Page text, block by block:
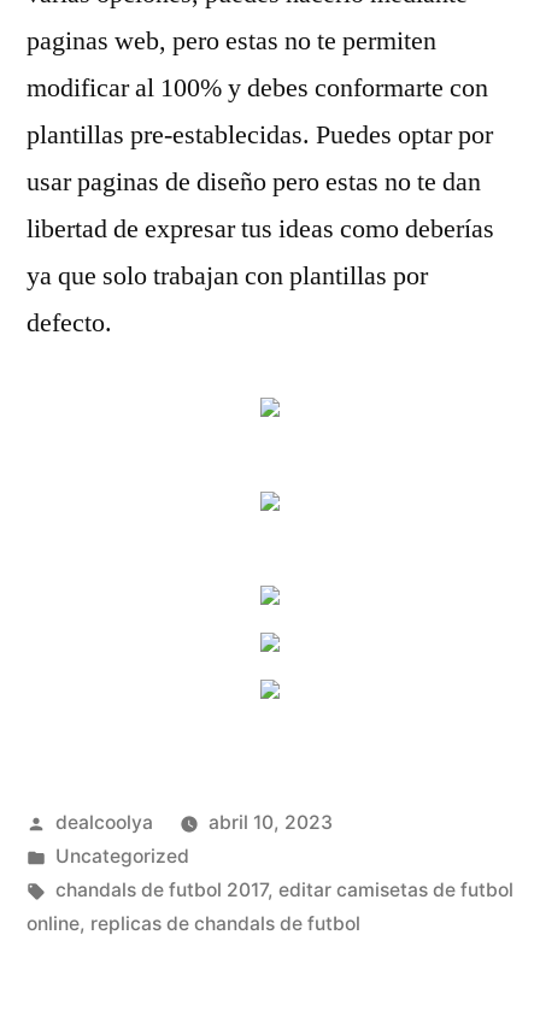
paginas web, pero estas no te permiten
modificar al 100% y debes conformarte con
plantillas pre-establecidas. Puedes optar por
usar paginas de diseño pero estas no te dan
libertad de expresar tus ideas como deberías
ya que solo trabajan con plantillas por
defecto.
Publicado
por
dealcoolya
abril 10, 2023
Publicado
en
Uncategorized
Etiquetas:
chandals de futbol 2017, editar camisetas de futbol
online, replicas de chandals de futbol